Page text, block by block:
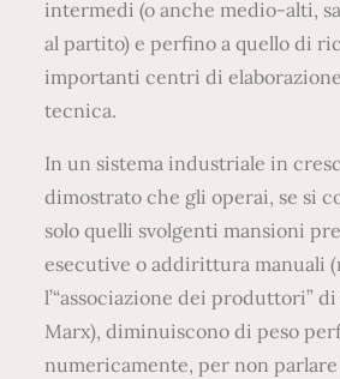
intermedi (o anche medio-alti,
al partito) e perfino a quello di
importanti centri di
tecnica.
In un sistema industriale in
dimostrato che gli operai, se si
solo quelli svolgenti mansioni
esecutive o addirittura manuali
l’“associazione dei produttori”
Marx), diminuiscono di peso
numericamente, per non